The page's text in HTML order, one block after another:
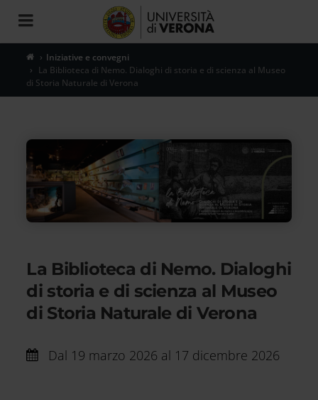
Toggle
navigation
Iniziative e convegni
La Biblioteca di Nemo. Dialoghi di storia e di scienza al Museo
di Storia Naturale di Verona
La Biblioteca di Nemo. Dialoghi
di storia e di scienza al Museo
di Storia Naturale di Verona
Dal 19 marzo 2026 al 17 dicembre 2026